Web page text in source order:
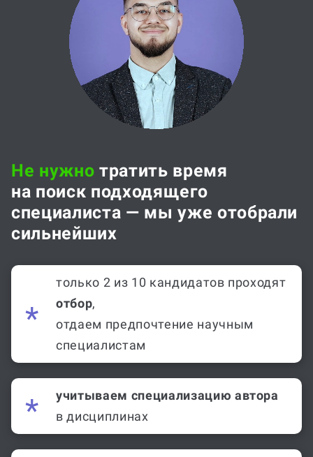
Не нужно тратить время
на поиск подходящего
специалиста — мы уже отобрали
сильнейших
только 2 из 10 кандидатов проходят
отбор,
отдаем предпочтение научным
специалистам
учитываем специализацию автора
в дисциплинах